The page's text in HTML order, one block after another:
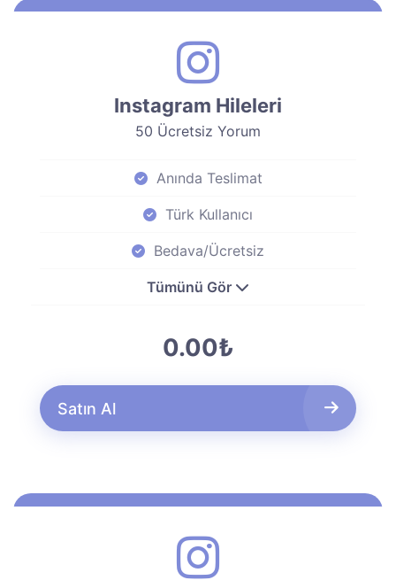
Instagram Hileleri
50 Ücretsiz Yorum
Anında Teslimat
Türk Kullanıcı
Bedava/Ücretsiz
Tümünü Gör
0.00₺
Satın Al